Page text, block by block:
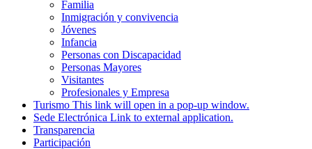
Familia
Inmigración y convivencia
Jóvenes
Infancia
Personas con Discapacidad
Personas Mayores
Visitantes
Profesionales y Empresa
Turismo This link will open in a pop-up window.
Sede Electrónica Link to external application.
Transparencia
Participación